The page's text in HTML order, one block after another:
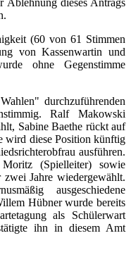
(60 von 61 Stimmen
von Kassenwartin und
ohne Gegenstimme
durchzuführenden
Ralf Makowski
Sabine Baethe rückt auf
wird diese Position künftig
ausführen.
(Spielleiter) sowie
Jahre wiedergewählt.
ausgeschiedene
Hübner wurde bereits
als Schülerwart
ihn in diesem Amt